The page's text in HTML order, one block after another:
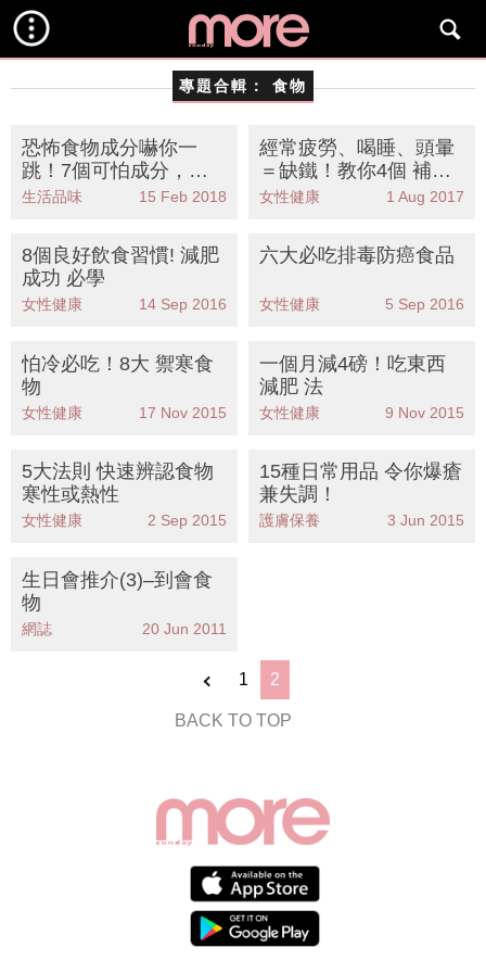
專題合輯： 食物
恐怖食物成分嚇你一
跳！7個可怕成分，就
連頭髮和蟲也有
生活品味 15 Feb 2018
經常疲勞、喝睡、頭暈
＝缺鐵！教你4個 補鐵
食物 餐單守則
女性健康 1 Aug 2017
8個良好飲食習慣! 減肥
成功 必學
女性健康 14 Sep 2016
六大必吃排毒防癌食品
女性健康 5 Sep 2016
怕冷必吃！8大 禦寒食
物
女性健康 17 Nov 2015
一個月減4磅！吃東西
減肥 法
女性健康 9 Nov 2015
5大法則 快速辨認食物
寒性或熱性
女性健康 2 Sep 2015
15種日常用品 令你爆瘡
兼失調！
護膚保養 3 Jun 2015
生日會推介(3)–到會食
物
網誌 20 Jun 2011
1 2
BACK TO TOP